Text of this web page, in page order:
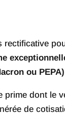
rectificative
ou
prime dont le
de